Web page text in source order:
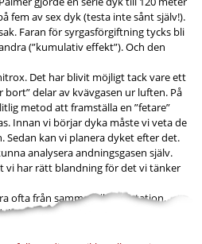
fem av sex dyk (testa inte sånt själv!).
Faran för syrgasförgiftning tycks bli
(”kumulativ effekt”). Och den
Det har blivit möjligt tack vare ett
delar av kvävgasen ur luften. På
metod att framställa en ”fetare”
Innan vi börjar dyka måste vi veta de
Sedan kan vi planera dyket efter det.
analysera andningsgasen själv.
vi har rätt blandning för det vi tänker
ofta från samma fyllningsstation.
borde analysera...